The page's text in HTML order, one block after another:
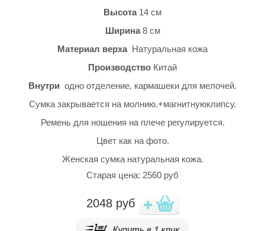
Высота 14 см
Ширина8 см
Материал верха Натуральная кожа
Производство Китай
Внутри одно отделение, кармашеки для мелочей.
Сумка закрывается на молнию.+магнитнуюклипсу.
Ремень для ношения на плече регулируется.
Цвет как на фото.
Женская сумка натуральная кожа.
Старая цена: 2560 руб
2048руб